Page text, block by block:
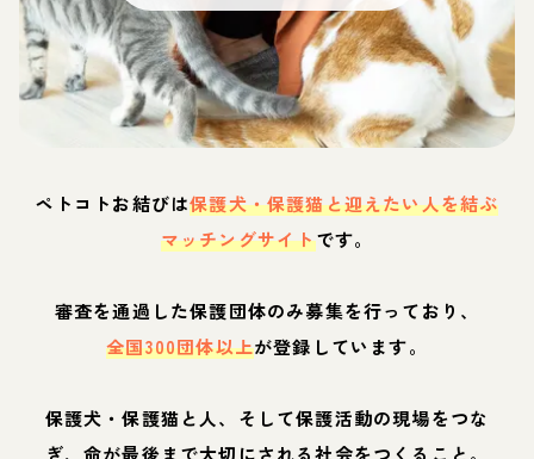
ペトコトお結びは保護犬・保護猫と迎えたい人を結ぶ
マッチングサイトです。
審査を通過した保護団体のみ募集を行っており、
全国300団体以上が登録しています。
保護犬・保護猫と人、そして保護活動の現場をつな
ぎ、命が最後まで大切にされる社会をつくること。